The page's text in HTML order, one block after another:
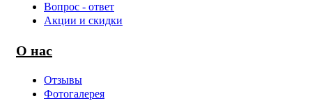
Вопрос - ответ
Акции и скидки
О нас
Отзывы
Фотогалерея